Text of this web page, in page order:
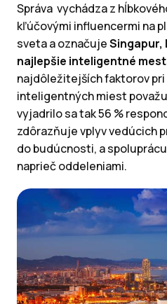
Správa vychádza z
kľúčovými influencermi na
sveta a označujeSingapur,
najlepšie inteligentné
najdôležitejších faktorov pri
inteligentných miest
vyjadrilo sa tak 56 %
zdôrazňuje vplyv vedúcich
do budúcnosti, a
naprieč oddeleniami.